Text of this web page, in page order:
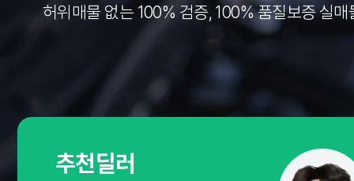
허위매물 없는 100% 검증, 100% 품질보증 실매
추천딜러